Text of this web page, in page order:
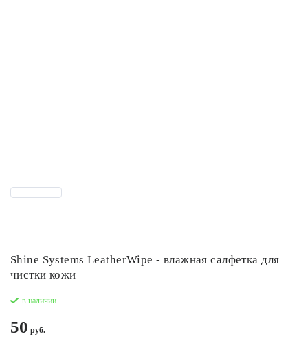
Shine Systems LeatherWipe - влажная салфетка для
чистки кожи
в наличии
50